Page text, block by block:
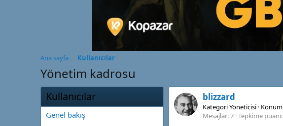
Ana sayfa Kullanıcılar
Yönetim kadrosu
Kullanıcılar
Genel bakış
blizzard
Kategori Yöneticisi · Konum
Mesajlar 7 Tepkime puanı